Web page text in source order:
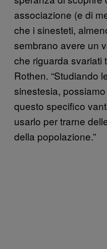
associazione (e di
che i sinesteti,
sembrano avere un
che riguarda svariati
Rothen. “Studiando
sinestesia,
questo specifico
usarlo per trarne
della popolazione.”